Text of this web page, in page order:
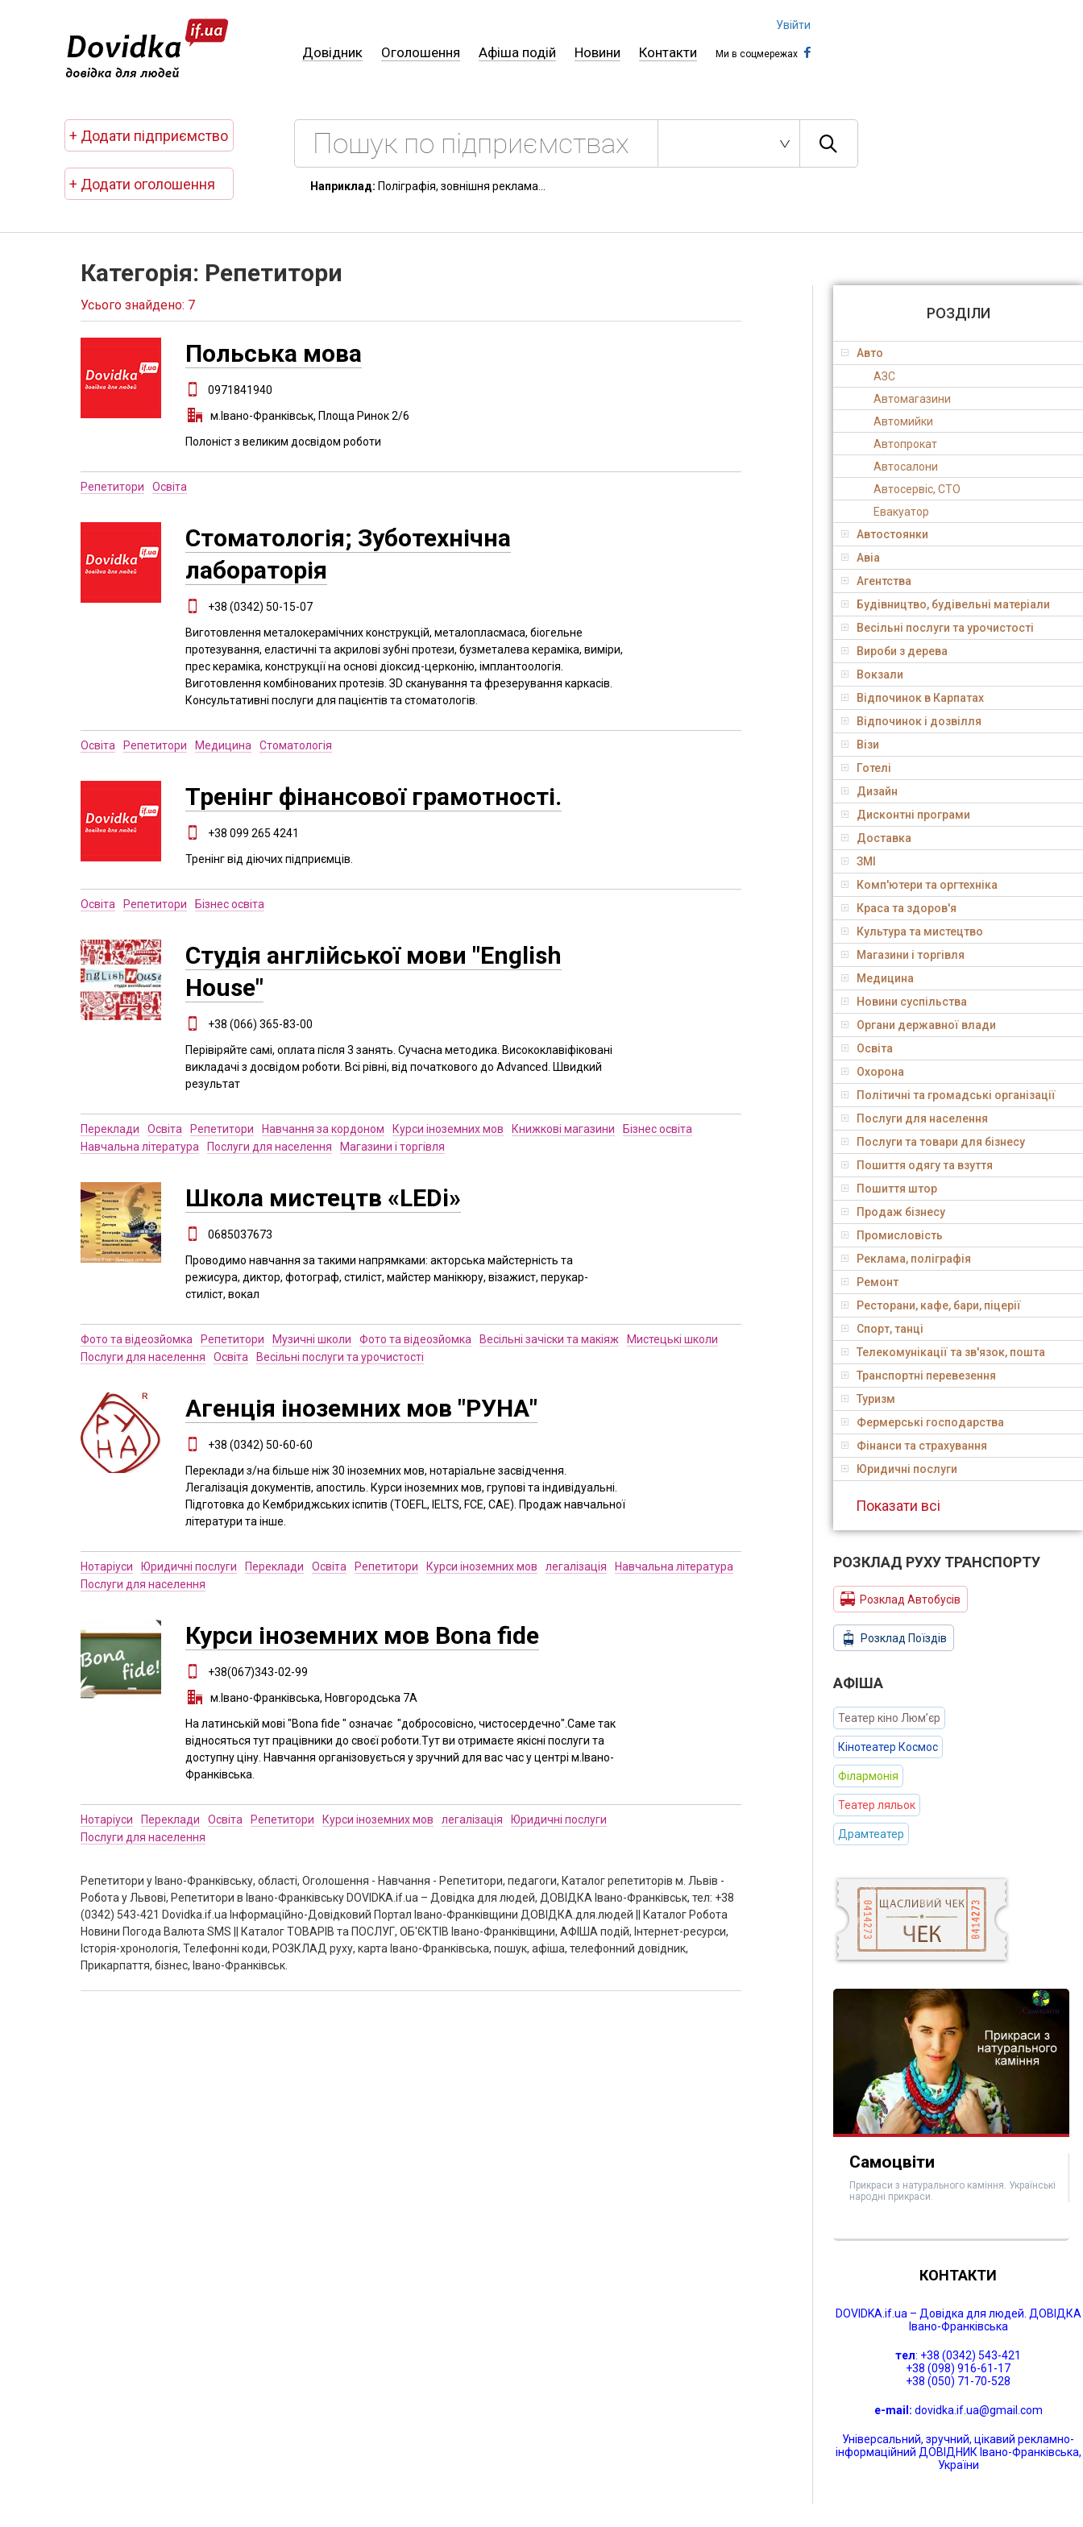
Довідник Оголошення Афіша подій Новини Контакти Ми в соцмережах
Увійти
+ Додати підприємство
+ Додати оголошення Наприклад: Поліграфія, зовнішня реклама...
Категорія: Репетитори
Усього знайдено: 7
Польська мова
0971841940
м.Івано-Франківськ, Площа Ринок 2/6
Полоніст з великим досвідом роботи
Репетитори Освіта
Стоматологія; Зуботехнічна
лабораторія
+38 (0342) 50-15-07
Виготовлення металокерамічних конструкцій, металопласмаса, біогельне
протезування, еластичні та акрилові зубні протези, бузметалева кераміка, виміри,
прес кераміка, конструкції на основі діоксид-церконію, імплантоологія.
Виготовлення комбінованих протезів. ЗD сканування та фрезерування каркасів.
Консультативні послуги для пацієнтів та стоматологів.
Освіта Репетитори Медицина Стоматологія
Тренінг фінансової грамотності.
+38 099 265 4241
Тренінг від діючих підприємців.
Освіта Репетитори Бізнес освіта
Студія англійської мови "English
House"
+38 (066) 365-83-00
Перівіряйте самі, оплата після 3 занять. Сучасна методика. Висококлавіфіковані
викладачі з досвідом роботи. Всі рівні, від початкового до Advanced. Швидкий
результат
Переклади Освіта Репетитори Навчання за кордоном Курси іноземних мов Книжкові магазини
Бізнес освіта
Навчальна література
Послуги для населення Магазини і торгівля
Школа мистецтв «LEDi»
0685037673
Проводимо навчання за такими напрямками: акторська майстерність та
режисура, диктор, фотограф, стиліст, майстер манікюру, візажист, перукар-
стиліст, вокал
Фото та відеозйомка Репетитори Музичні школи Фото та відеозйомка Весільні зачіски та макіяж
Мистецькі школи
Послуги для населення
Освіта Весільні послуги та урочистості
Агенція іноземних мов "РУНА"
+38 (0342) 50-60-60
Переклади з/на більше ніж 30 іноземних мов, нотаріальне засвідчення.
Легалізація документів, апостиль. Курси іноземних мов, групові та індивідуальні.
Підготовка до Кембриджських іспитів (TOEFL, IELTS, FCE, CAE). Продаж навчальної
літератури та інше.
Нотаріуси Юридичні послуги Переклади Освіта Репетитори Курси іноземних мов легалізація
Навчальна література
Послуги для населення
Курси іноземних мов Bona fide
+38(067)343-02-99
м.Івано-Франківська, Новгородська 7А
На латинській мові "Воna fide " означає "добросовісно, чистосердечно".Саме так
відносяться тут працівники до своєї роботи.Тут ви отримаєте якісні послуги та
доступну ціну. Навчання організовується у зручний для вас час у центрі м.Івано-
Франківська.
Нотаріуси Переклади Освіта Репетитори Курси іноземних мов легалізація
Юридичні послуги
Послуги для населення
Репетитори у Івано-Франківську, області, Оголошення - Навчання - Репетитори, педагоги, Каталог репетиторів м. Львів -
Робота у Львові, Репетитори в Івано-Франківську DOVIDKA.if.ua – Довідка для людей, ДОВІДКА Івано-Франківськ, тел: +38
(0342) 543-421 Dovidka.if.ua Інформаційно-Довідковий Портал Івано-Франківщини ДОВІДКА.для.людей || Каталог Робота
Новини Погода Валюта SMS || Каталог ТОВАРІВ та ПОСЛУГ, ОБ'ЄКТІВ Івано-Франківщини, АФІША подій, Інтернет-ресурси,
Історія-хронологія, Телефонні коди, РОЗКЛАД руху, карта Івано-Франківська, пошук, афіша, телефонний довідник,
Прикарпаття, бізнес, Івано-Франківськ.
РОЗДІЛИ
Авто
АЗС
Автомагазини
Автомийки
Автопрокат
Автосалони
Автосервіс, СТО
Евакуатор
Автостоянки
Авіа
Агентства
Будівництво, будівельні матеріали
Весільні послуги та урочистості
Вироби з дерева
Вокзали
Відпочинок в Карпатах
Відпочинок і дозвілля
Візи
Готелі
Дизайн
Дисконтні програми
Доставка
ЗМІ
Комп'ютери та оргтехніка
Краса та здоров'я
Культура та мистецтво
Магазини і торгівля
Медицина
Новини суспільства
Органи державної влади
Освіта
Охорона
Політичні та громадські організації
Послуги для населення
Послуги та товари для бізнесу
Пошиття одягу та взуття
Пошиття штор
Продаж бізнесу
Промисловість
Реклама, поліграфія
Ремонт
Ресторани, кафе, бари, піцерії
Спорт, танці
Телекомунікації та зв'язок, пошта
Транспортні перевезення
Туризм
Фермерські господарства
Фінанси та страхування
Юридичні послуги
Показати всі
РОЗКЛАД РУХУ ТРАНСПОРТУ
Розклад Автобусів
Розклад Поїздів
АФIША
Театер кіно Люм’єр
Кінотеатер Космос
Філармонія
Театер ляльок
Драмтеатер
Самоцвіти
Прикраси з натурального каміння. Українські
народні прикраси.
КОНТАКТИ
DOVIDKA.if.ua – Довідка для людей. ДОВІДКА
Івано-Франківська
тел: +38 (0342) 543-421
+38 (098) 916-61-17
+38 (050) 71-70-528
e-mail: dovidka.if.ua@gmail.com
Універсальний, зручний, цікавий рекламно-
інформаційний ДОВІДНИК Івано-Франківська,
України